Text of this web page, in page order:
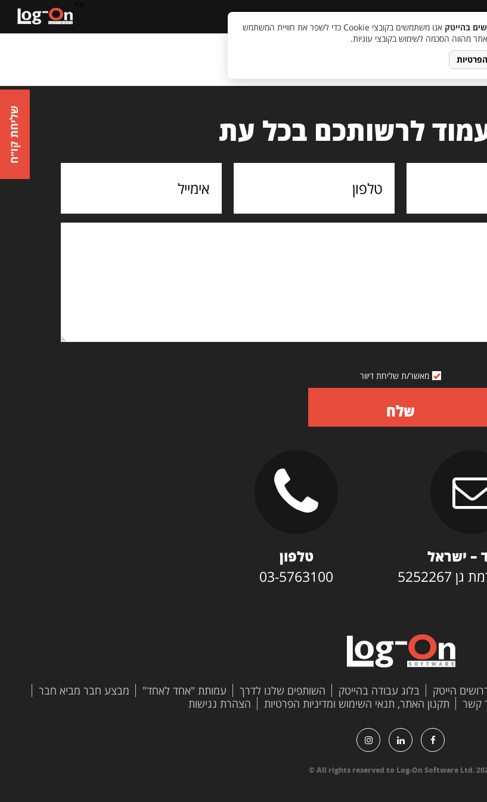
לרשותכם בכל עת
מאשר/ת שליחת דיוור
שלח
– ישראל
טלפון
03-5763100
הייטק בלוג עבודה בהייטק השותפים שלנו לדרך עמותת "אחד לאחד"
מבצע חבר מביא חבר
קשר תקנון האתר, תנאי השימוש ומדיניות הפרטיות הצהרת נגישות
All rights reserved to Log-On Software Ltd.
בהייטק
אנו משתמשים בקובצי Cookie כדי לשפר את חוויית המשתמש
מהווה הסכמה לשימוש בקובצי עוגיות.
שליחת קו״ח